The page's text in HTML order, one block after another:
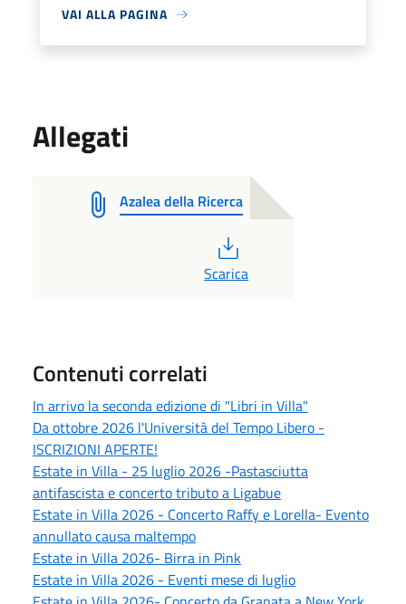
VAI ALLA PAGINA
Allegati
Azalea della Ricerca
Scarica
Contenuti correlati
In arrivo la seconda edizione di "Libri in Villa"
Da ottobre 2026 l'Università del Tempo Libero -
ISCRIZIONI APERTE!
Estate in Villa - 25 luglio 2026 -Pastasciutta
antifascista e concerto tributo a Ligabue
Estate in Villa 2026 - Concerto Raffy e Lorella- Evento
annullato causa maltempo
Estate in Villa 2026- Birra in Pink
Estate in Villa 2026 - Eventi mese di luglio